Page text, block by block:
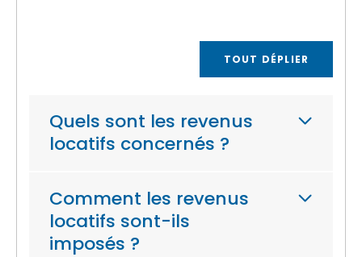
TOUT DÉPLIER
Quels sont les revenus
locatifs concernés ?
Comment les revenus
locatifs sont-ils
imposés ?